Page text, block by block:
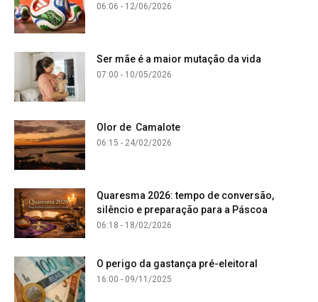
06:06 - 12/06/2026
Ser mãe é a maior mutação da vida
07:00 - 10/05/2026
Olor de Camalote
06:15 - 24/02/2026
Quaresma 2026: tempo de conversão,
silêncio e preparação para a Páscoa
06:18 - 18/02/2026
O perigo da gastança pré-eleitoral
16:00 - 09/11/2025